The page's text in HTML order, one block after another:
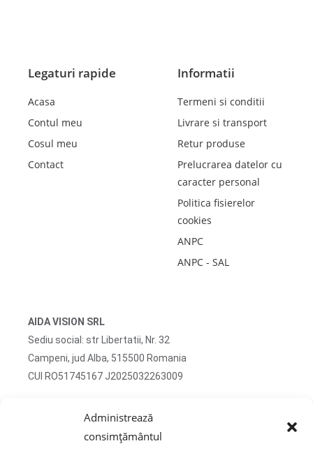
Administrează
consimțământul
Legaturi rapide
Acasa
Contul meu
Cosul meu
Contact
Informatii
Termeni si conditii
Livrare si transport
Retur produse
Prelucrarea datelor cu
caracter personal
Politica fisierelor
cookies
ANPC
ANPC - SAL
AIDA VISION SRL
Sediu social: str Libertatii, Nr. 32
Campeni, jud Alba, 515500 Romania
CUI RO51745167 J2025032263009